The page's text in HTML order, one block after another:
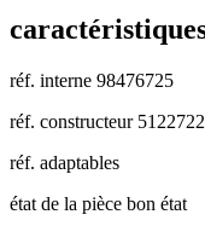
réf. interne 98476725
réf. constructeur
réf. adaptables
état de la pièce bon état